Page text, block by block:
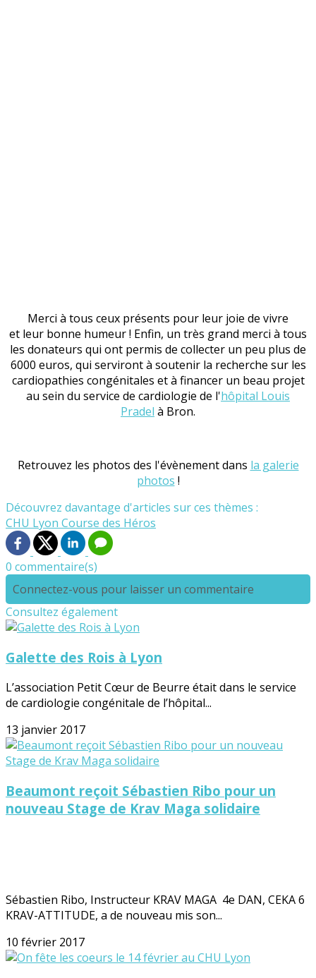
Merci à tous ceux présents pour leur joie de vivre
et leur bonne humeur ! Enfin, un très grand merci à tous
les donateurs qui ont permis de collecter un peu plus de
6000 euros, qui serviront à soutenir la recherche sur les
cardiopathies congénitales et à financer un beau projet
au sein du service de cardiologie de l'hôpital Louis
Pradel à Bron.
Retrouvez les photos des l'évènement dans la galerie
photos !
Découvrez davantage d'articles sur ces thèmes :
CHU Lyon Course des Héros
0 commentaire(s)
Connectez-vous pour laisser un commentaire
Consultez également
Galette des Rois à Lyon
L’association Petit Cœur de Beurre était dans le service
de cardiologie congénitale de l’hôpital...
13 janvier 2017
Beaumont reçoit Sébastien Ribo pour un
nouveau Stage de Krav Maga solidaire
Sébastien Ribo, Instructeur KRAV MAGA 4e DAN, CEKA 6
KRAV-ATTITUDE, a de nouveau mis son...
10 février 2017